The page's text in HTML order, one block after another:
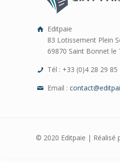
Editpaie
83 Lotissement Plein
69870 Saint Bonnet le
Tél : +33 (0)4 28 29 85
Email :
© 2020 Editpaie | Réalisé